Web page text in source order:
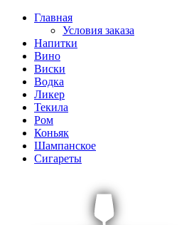
Главная
Условия заказа
Напитки
Вино
Виски
Водка
Ликер
Текила
Ром
Коньяк
Шампанское
Сигареты